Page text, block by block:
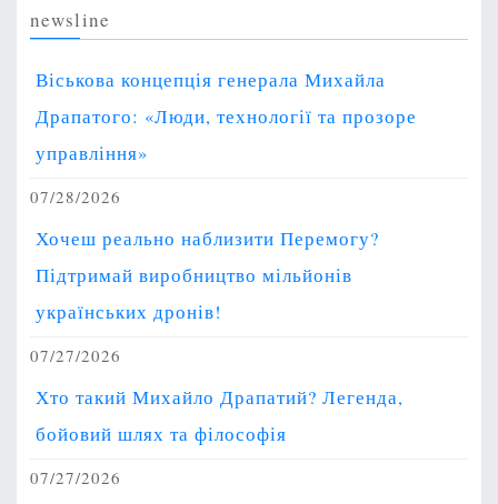
newsline
Віськова концепція генерала Михайла
Драпатого: «Люди, технології та прозоре
управління»
07/28/2026
Хочеш реально наблизити Перемогу?
Підтримай виробництво мільйонів
українських дронів!
07/27/2026
Хто такий Михайло Драпатий? Легенда,
бойовий шлях та філософія
07/27/2026